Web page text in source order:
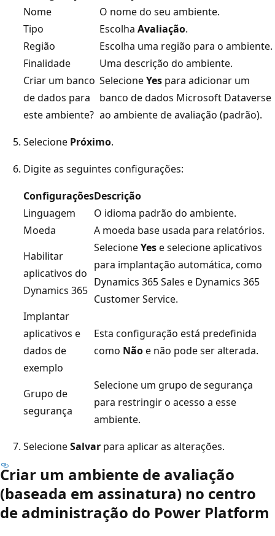
Nome
O nome do seu ambiente.
Tipo
Escolha Avaliação.
Região
Escolha uma região para o ambiente.
Finalidade
Uma descrição do ambiente.
Criar um banco
de dados para
este ambiente?
SelecioneYes para adicionar um
banco de dados Microsoft Dataverse
ao ambiente de avaliação (padrão).
Selecione Próximo.
Digite as seguintes configurações:
ConfiguraçõesDescrição
Linguagem
O idioma padrão do ambiente.
Moeda
A moeda base usada para relatórios.
Habilitar
aplicativos do
Dynamics 365
SelecioneYese selecione aplicativos
para implantação automática, como
Dynamics 365 Sales e Dynamics 365
Customer Service.
Implantar
aplicativos e
dados de
exemplo
Esta configuração está predefinida
como Nãoe não pode ser alterada.
Grupo de
segurança
Selecione um grupo de segurança
para restringir o acesso a esse
ambiente.
SelecioneSalvar para aplicar as alterações.
Criar um ambiente de avaliação
(baseada em assinatura) no centro
de administração do Power Platform